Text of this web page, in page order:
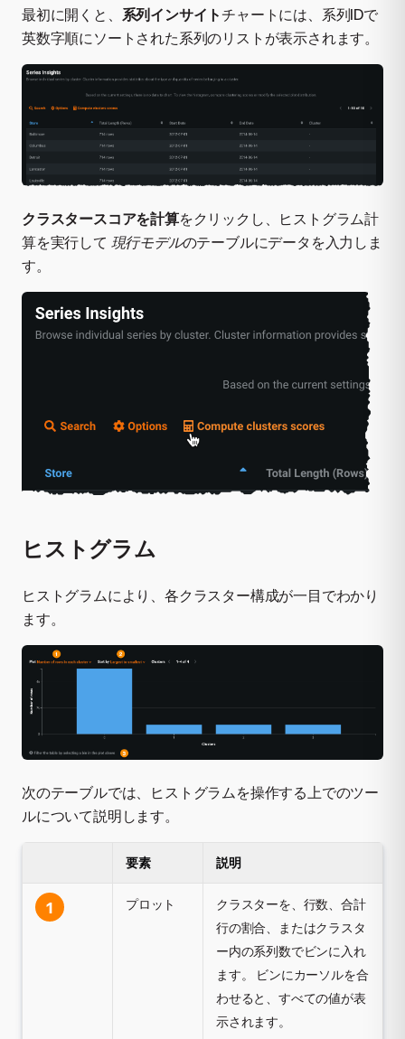
最初に開くと、 系列インサイトチャートには、系列IDで
英数字順にソートされた系列のリストが表示されます。
クラスタースコアを計算をクリックし、ヒストグラム計
算を実行して 現行モデルのテーブルにデータを入力しま
す。
ヒストグラム
ヒストグラムにより、各クラスター構成が一目でわかり
ます。
次のテーブルでは、ヒストグラムを操作する上でのツー
ルについて説明します。
要素 説明
1 プロット
クラスターを、行数、合計
行の割合、またはクラスタ
ー内の系列数でビンに入れ
ます。 ビンにカーソルを合
わせると、すべての値が表
示されます。